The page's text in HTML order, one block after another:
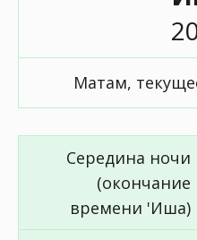
Матам,
Середина ночи
(окончание
времени 'Иша)